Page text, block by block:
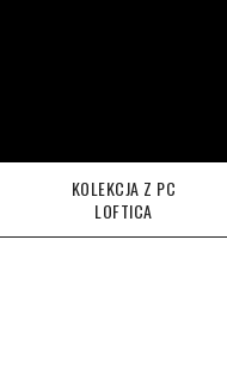
KOLEKCJA Z PC
LOFTICA